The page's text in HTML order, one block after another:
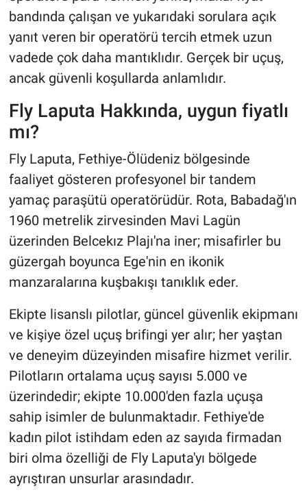
bandında çalışan ve yukarıdaki sorulara açık
yanıt veren bir operatörü tercih etmek uzun
vadede çok daha mantıklıdır. Gerçek bir uçuş,
ancak güvenli koşullarda anlamlıdır.
Fly Laputa Hakkında, uygun fiyatlı
mı?
Fly Laputa, Fethiye-Ölüdeniz bölgesinde
faaliyet gösteren profesyonel bir tandem
yamaç paraşütü operatörüdür. Rota, Babadağ'ın
1960 metrelik zirvesinden Mavi Lagün
üzerinden Belcekız Plajı'na iner; misafirler bu
güzergah boyunca Ege'nin en ikonik
manzaralarına kuşbakışı tanıklık eder.
Ekipte lisanslı pilotlar, güncel güvenlik ekipmanı
ve kişiye özel uçuş brifingi yer alır; her yaştan
ve deneyim düzeyinden misafire hizmet verilir.
Pilotların ortalama uçuş sayısı 5.000 ve
üzerindedir; ekipte 10.000'den fazla uçuşa
sahip isimler de bulunmaktadır. Fethiye'de
kadın pilot istihdam eden az sayıda firmadan
biri olma özelliği de Fly Laputa'yı bölgede
ayrıştıran unsurlar arasındadır.